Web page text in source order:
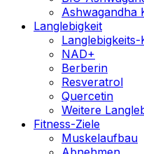
Ashwagandha
Langlebigkeit
NAD+
Berberin
Resveratrol
Quercetin
Weitere
Fitness-Ziele
Muskelaufbau